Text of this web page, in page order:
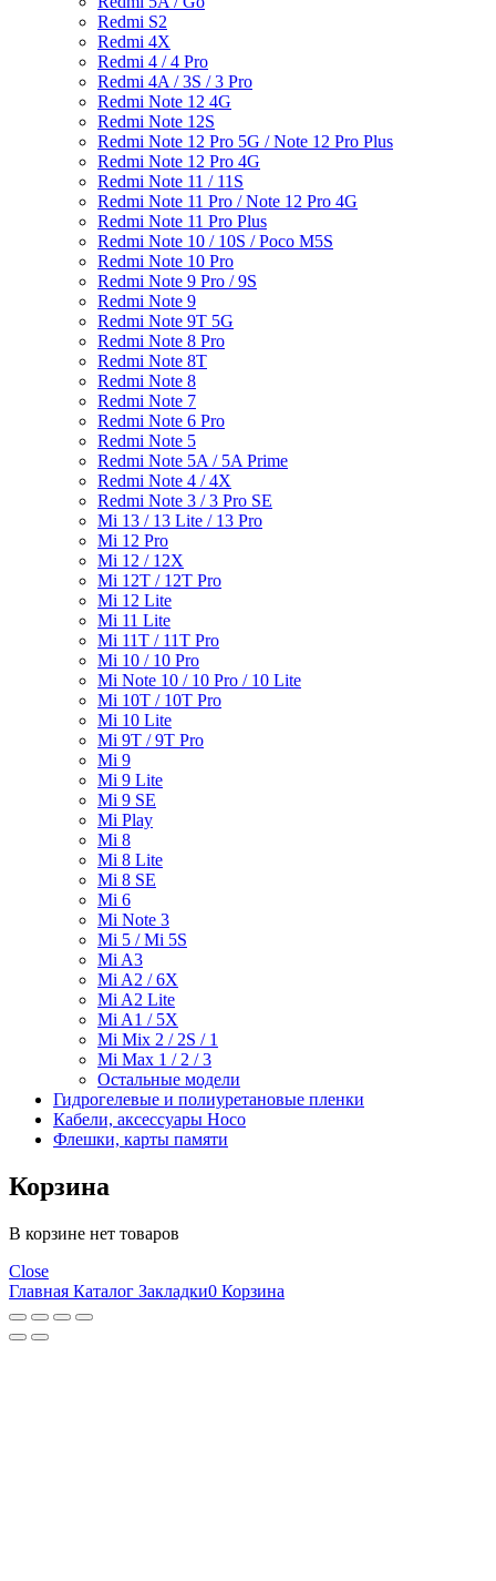
Redmi S2
Redmi 4X
Redmi 4 / 4 Pro
Redmi 4A / 3S / 3 Pro
Redmi Note 12 4G
Redmi Note 12S
Redmi Note 12 Pro 5G / Note 12 Pro Plus
Redmi Note 12 Pro 4G
Redmi Note 11 / 11S
Redmi Note 11 Pro / Note 12 Pro 4G
Redmi Note 11 Pro Plus
Redmi Note 10 / 10S / Poco M5S
Redmi Note 10 Pro
Redmi Note 9 Pro / 9S
Redmi Note 9
Redmi Note 9T 5G
Redmi Note 8 Pro
Redmi Note 8T
Redmi Note 8
Redmi Note 7
Redmi Note 6 Pro
Redmi Note 5
Redmi Note 5A / 5A Prime
Redmi Note 4 / 4X
Redmi Note 3 / 3 Pro SE
Mi 13 / 13 Lite / 13 Pro
Mi 12 Pro
Mi 12 / 12X
Mi 12T / 12T Pro
Mi 12 Lite
Mi 11 Lite
Mi 11T / 11T Pro
Mi 10 / 10 Pro
Mi Note 10 / 10 Pro / 10 Lite
Mi 10T / 10T Pro
Mi 10 Lite
Mi 9T / 9T Pro
Mi 9
Mi 9 Lite
Mi 9 SE
Mi Play
Mi 8
Mi 8 Lite
Mi 8 SE
Mi 6
Mi Note 3
Mi 5 / Mi 5S
Mi A3
Mi A2 / 6X
Mi A2 Lite
Mi A1 / 5X
Mi Mix 2 / 2S / 1
Mi Max 1 / 2 / 3
Остальные модели
Гидрогелевые и полиуретановые пленки
Кабели, аксессуары Hoco
Флешки, карты памяти
Корзина
В корзине нет товаров
Close
Главная Каталог Закладки0 Корзина